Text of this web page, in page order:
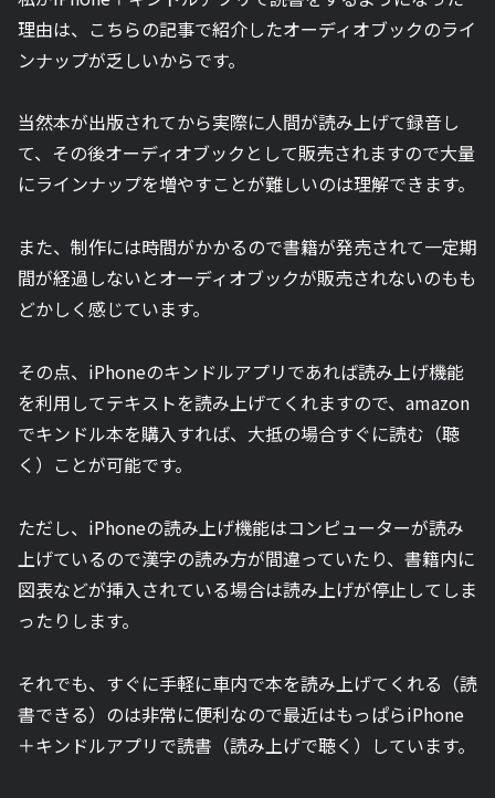
理由は、こちらの記事で紹介したオーディオブックのライ
ンナップが乏しいからです。
当然本が出版されてから実際に人間が読み上げて録音し
て、その後オーディオブックとして販売されますので大量
にラインナップを増やすことが難しいのは理解できます。
また、制作には時間がかかるので書籍が発売されて一定期
間が経過しないとオーディオブックが販売されないのもも
どかしく感じています。
その点、iPhoneのキンドルアプリであれば読み上げ機能
を利用してテキストを読み上げてくれますので、amazon
でキンドル本を購入すれば、大抵の場合すぐに読む（聴
く）ことが可能です。
ただし、iPhoneの読み上げ機能はコンピューターが読み
上げているので漢字の読み方が間違っていたり、書籍内に
図表などが挿入されている場合は読み上げが停止してしま
ったりします。
それでも、すぐに手軽に車内で本を読み上げてくれる（読
書できる）のは非常に便利なので最近はもっぱらiPhone
＋キンドルアプリで読書（読み上げで聴く）しています。